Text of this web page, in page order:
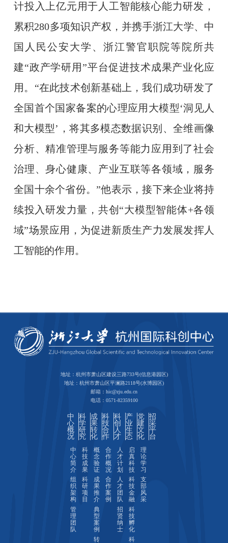
计投入上亿元用于人工智能核心能力研发，
累积280多项知识产权，并携手浙江大学、中
国人民公安大学、浙江警官职院等院所共
建“政产学研用”平台促进技术成果产业化应
用。“在此技术创新基础上，我们成功研发了
全国首个国家备案的心理应用大模型‘洞见人
和大模型’，将其多模态数据识别、全维画像
分析、精准管理与服务等能力应用到了社会
治理、身心健康、产业互联等各领域，服务
全国十余个省份。”他表示，接下来企业将持
续投入研发力量，共创“大模型智能体+各领
域”场景应用，为促进新质生产力发展发挥人
工智能的作用。
地址：杭州市萧山区建设三路733号(信息港园区)
地址：杭州市萧山区平澜路2118号(水博园区)
邮箱：hic@zju.edu.cn
电话：0571-82359100
中
心
概
况
中
心
简
介
组
织
架
构
管
理
团
队
科
学
研
究
科
技
成
果
科
研
项
目
成
果
转
化
概
念
验
证
成
果
推
介
典
型
案
例
转
科
技
合
作
合
作
概
况
合
作
案
例
科
创
人
才
人
才
计
划
人
才
团
队
招
贤
纳
士
产
业
生
态
启
真
科
技
科
技
金
融
科
技
孵
化
科
党
建
文
化
理
论
学
习
支
部
风
采
招
采
平
台